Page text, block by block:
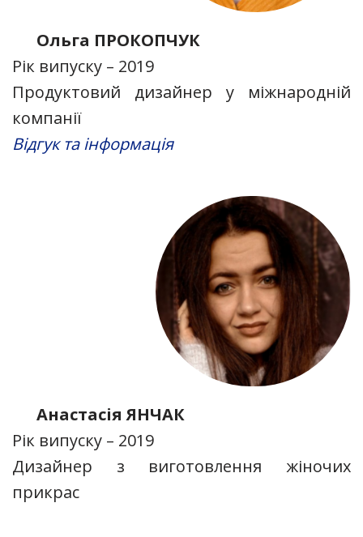
Ольга ПРОКОПЧУК
Рік випуску – 2019
Продуктовий дизайнер у міжнародній
компанії
Відгук та інформація
Анастасія ЯНЧАК
Рік випуску – 2019
Дизайнер з виготовлення жіночих
прикрас